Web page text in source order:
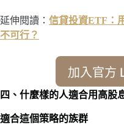
延伸閱讀： 信貸投資ETF：
不可行？
加入官方
四、什麼樣的人適合用高股
適合這個策略的族群